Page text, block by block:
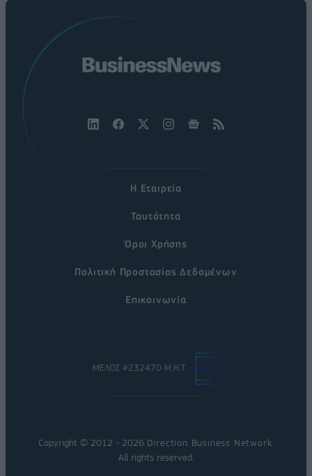
Η Εταιρεία
Ταυτότητα
Όροι Χρήσης
Πολιτική Προστασίας Δεδομένων
Επικοινωνία
ΜΕΛΟΣ #232470 Μ.Η.Τ.
Copyright © 2012 - 2026 Direction Business Network
All rights reserved.